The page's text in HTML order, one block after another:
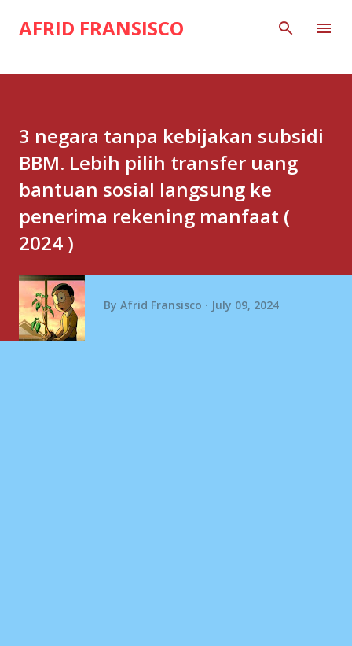
Skip to main content
AFRID FRANSISCO
3 negara tanpa kebijakan subsidi
BBM. Lebih pilih transfer uang
bantuan sosial langsung ke
penerima rekening manfaat (
2024 )
By Afrid Fransisco July 09, 2024